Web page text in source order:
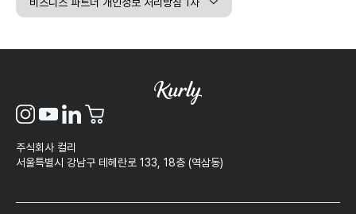
주식회사 컬리
서울특별시 강남구 테헤란로 133, 18층 (역삼동)